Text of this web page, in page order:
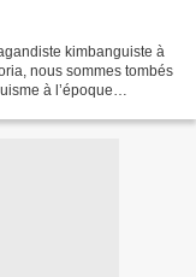
kimbanguiste à
nous sommes tombés
à l’époque